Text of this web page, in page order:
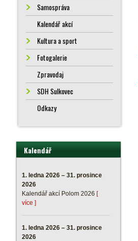
Samospráva
Kalendář akcí
Kultura a sport
Fotogalerie
Zpravodaj
SDH Sulkovec
Odkazy
Kalendář
1. ledna 2026 – 31. prosince
2026
Kalendář akcí Polom 2026 [
více ]
1. ledna 2026 – 31. prosince
2026